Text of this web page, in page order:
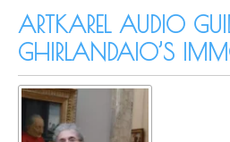
ARTKAREL AUDIO
GHIRLANDAIO’S